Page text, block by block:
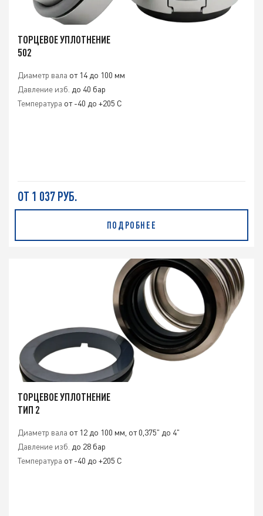
ТОРЦЕВОЕ УПЛОТНЕНИЕ
502
Диаметр вала от 14 до 100 мм
Давление изб. до 40 бар
Температура от -40 до +205 С
ОТ 1 037 РУБ.
ПОДРОБНЕЕ
ТОРЦЕВОЕ УПЛОТНЕНИЕ
ТИП 2
Диаметр вала от 12 до 100 мм, от 0,375" до 4"
Давление изб. до 28 бар
Температура от -40 до +205 С